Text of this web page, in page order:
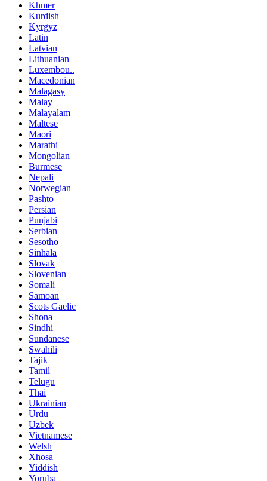
Khmer
Kurdish
Kyrgyz
Latin
Latvian
Lithuanian
Luxembou..
Macedonian
Malagasy
Malay
Malayalam
Maltese
Maori
Marathi
Mongolian
Burmese
Nepali
Norwegian
Pashto
Persian
Punjabi
Serbian
Sesotho
Sinhala
Slovak
Slovenian
Somali
Samoan
Scots Gaelic
Shona
Sindhi
Sundanese
Swahili
Tajik
Tamil
Telugu
Thai
Ukrainian
Urdu
Uzbek
Vietnamese
Welsh
Xhosa
Yiddish
Yoruba